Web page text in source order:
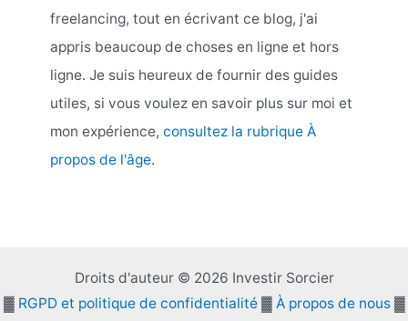
freelancing, tout en écrivant ce blog, j'ai
appris beaucoup de choses en ligne et hors
ligne. Je suis heureux de fournir des guides
utiles, si vous voulez en savoir plus sur moi et
mon expérience, consultez la rubrique À
propos de l'âge.
Droits d'auteur © 2026 Investir Sorcier
▓ RGPD et politique de confidentialité▓ À propos de nous▓